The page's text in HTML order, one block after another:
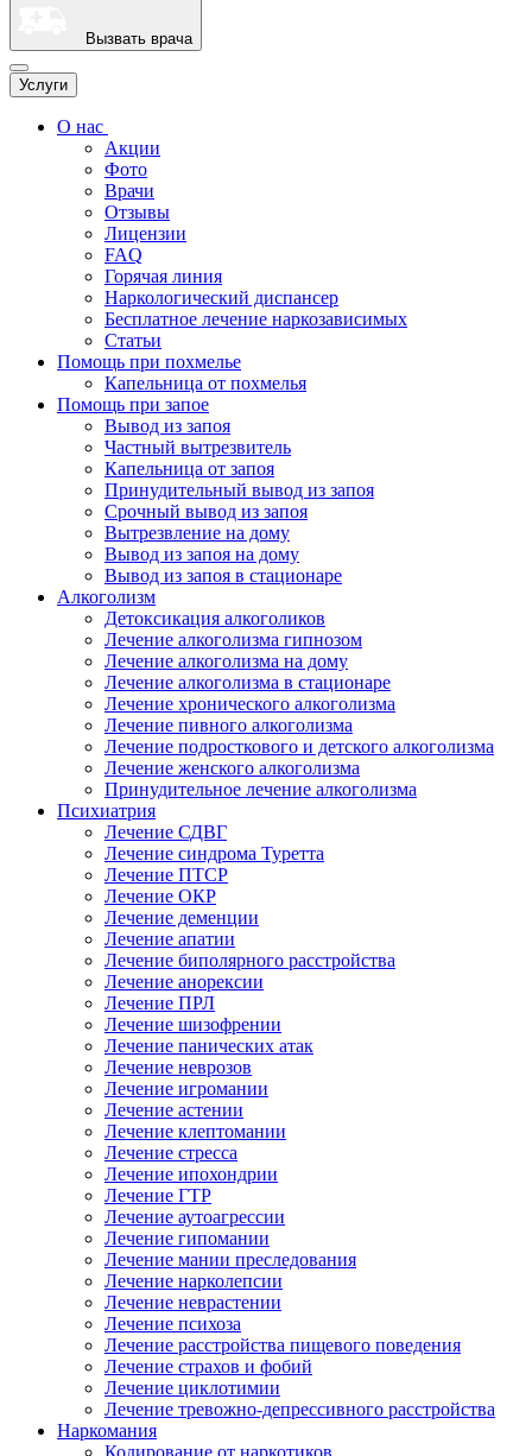
Вызвать врача
Услуги
О нас
Акции
Фото
Врачи
Отзывы
Лицензии
FAQ
Горячая линия
Наркологический диспансер
Бесплатное лечение наркозависимых
Статьи
Помощь при похмелье
Капельница от похмелья
Помощь при запое
Вывод из запоя
Частный вытрезвитель
Капельница от запоя
Принудительный вывод из запоя
Срочный вывод из запоя
Вытрезвление на дому
Вывод из запоя на дому
Вывод из запоя в стационаре
Алкоголизм
Детоксикация алкоголиков
Лечение алкоголизма гипнозом
Лечение алкоголизма на дому
Лечение алкоголизма в стационаре
Лечение хронического алкоголизма
Лечение пивного алкоголизма
Лечение подросткового и детского алкоголизма
Лечение женского алкоголизма
Принудительное лечение алкоголизма
Психиатрия
Лечение СДВГ
Лечение синдрома Туретта
Лечение ПТСР
Лечение ОКР
Лечение деменции
Лечение апатии
Лечение биполярного расстройства
Лечение анорексии
Лечение ПРЛ
Лечение шизофрении
Лечение панических атак
Лечение неврозов
Лечение игромании
Лечение астении
Лечение клептомании
Лечение стресса
Лечение ипохондрии
Лечение ГТР
Лечение аутоагрессии
Лечение гипомании
Лечение мании преследования
Лечение нарколепсии
Лечение неврастении
Лечение психоза
Лечение расстройства пищевого поведения
Лечение страхов и фобий
Лечение циклотимии
Лечение тревожно-депрессивного расстройства
Наркомания
Кодирование от наркотиков